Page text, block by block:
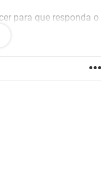
para que responda o